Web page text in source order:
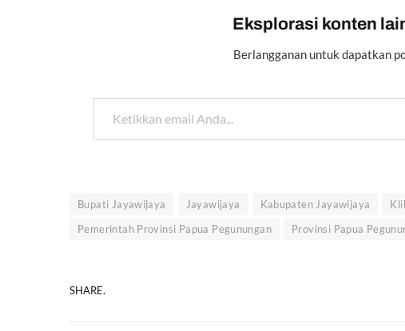
Eksplorasi konten
Berlangganan untuk dapatkan
Ketikkan email Anda...
Bupati Jayawijaya Jayawijaya Kabupaten Jayawijaya
Pemerintah Provinsi Papua Pegunungan
Provinsi Papua
SHARE.